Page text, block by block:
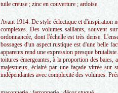
tuile creuse ; zinc en couverture ; ardoise
Avant 1914. De style éclectique et d'inspiration
complexes. Des volumes saillants, souvent
ordonnancée, dont l'échelle est très dense.
bossages d'un aspect rustique est d'une belle
apparents rend une expression presque
toitures émergeantes, à la proportion des
majestueux, éclairé par une façade vitrée sur
indépendantes avec complexité des volumes.